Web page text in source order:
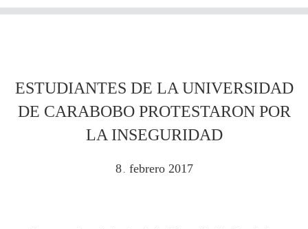
ESTUDIANTES DE LA UNIVERSIDAD
DE CARABOBO PROTESTARON POR
LA INSEGURIDAD
8 . febrero 2017